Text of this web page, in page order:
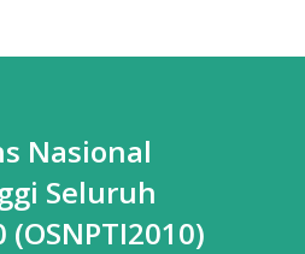
Nasional
Seluruh